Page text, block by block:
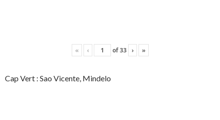
« ‹ of33 › »
Cap Vert : Sao Vicente, Mindelo